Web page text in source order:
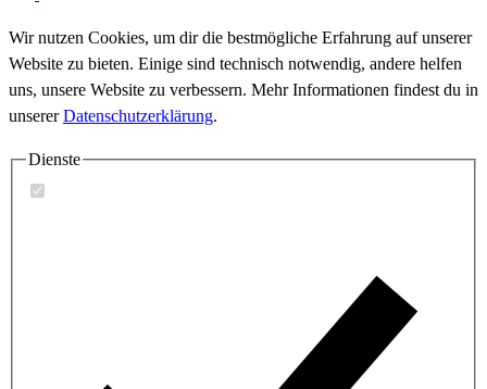
Wir nutzen Cookies, um dir die bestmögliche Erfahrung auf unserer
Website zu bieten. Einige sind technisch notwendig, andere helfen
uns, unsere Website zu verbessern. Mehr Informationen findest du in
unsererDatenschutzerklärung.
Dienste